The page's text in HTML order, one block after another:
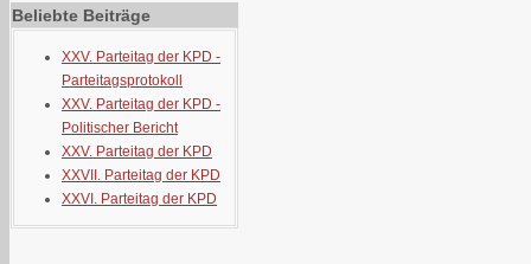
Beliebte Beiträge
XXV. Parteitag der KPD -
Parteitagsprotokoll
XXV. Parteitag der KPD -
Politischer Bericht
XXV. Parteitag der KPD
XXVII. Parteitag der KPD
XXVI. Parteitag der KPD